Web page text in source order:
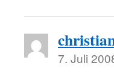
7. Juli